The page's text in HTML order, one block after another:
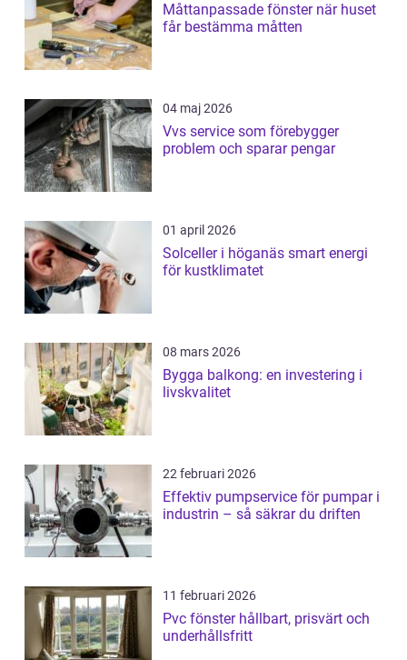
Måttanpassade fönster när huset
får bestämma måtten
04 maj 2026
Vvs service som förebygger
problem och sparar pengar
01 april 2026
Solceller i höganäs smart energi
för kustklimatet
08 mars 2026
Bygga balkong: en investering i
livskvalitet
22 februari 2026
Effektiv pumpservice för pumpar i
industrin – så säkrar du driften
11 februari 2026
Pvc fönster hållbart, prisvärt och
underhållsfritt